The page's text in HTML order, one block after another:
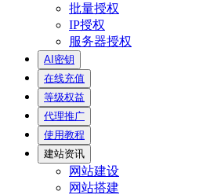
批量授权
IP授权
服务器授权
AI密钥
在线充值
等级权益
代理推广
使用教程
建站资讯
网站建设
网站搭建